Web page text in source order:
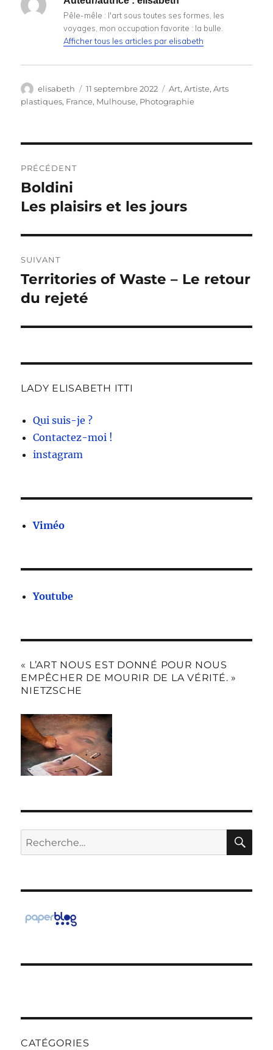
Pêle-mêle : l'art sous toutes ses formes, les
voyages, mon occupation favorite : la bulle.
Afficher tous les articles par elisabeth
Auteur
elisabeth
Publié
le
11 septembre 2022 Catégories
Art,Artiste,Arts
plastiques, France, Mulhouse, Photographie
de
l’article
PRÉCÉDENT
Publication
précédente :
Boldini
Les plaisirs et les jours
SUIVANT
Publication
suivante :
Territories of Waste – Le retour
du rejeté
LADY ELISABETH ITTI
Qui suis-je ?
Contactez-moi !
instagram
Viméo
Youtube
« L’ART NOUS EST DONNÉ POUR NOUS
EMPÊCHER DE MOURIR DE LA VÉRITÉ. »
NIETZSCHE
Recherche
pour :
CATÉGORIES